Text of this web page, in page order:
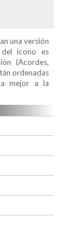
una versión
del icono es
(Acordes,
ordenadas
mejor a la